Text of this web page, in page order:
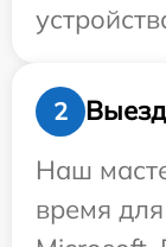
2
Наш
время